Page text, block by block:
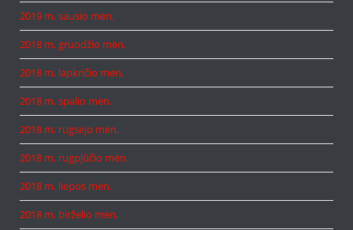
2019 m. sausio mėn.
2018 m. gruodžio mėn.
2018 m. lapkričio mėn.
2018 m. spalio mėn.
2018 m. rugsėjo mėn.
2018 m. rugpjūčio mėn.
2018 m. liepos mėn.
2018 m. birželio mėn.